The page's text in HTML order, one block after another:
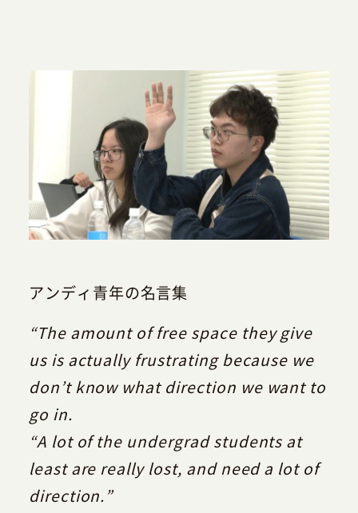
アンディ青年の名言集
“The amount of free space they give
us is actually frustrating because we
don’t know what direction we want to
go in.
“A lot of the undergrad students at
least are really lost, and need a lot of
direction.”